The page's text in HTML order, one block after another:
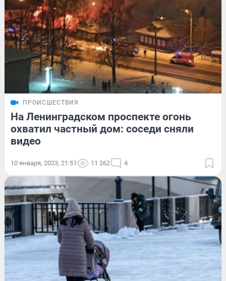
ПРОИСШЕСТВИЯ
На Ленинградском проспекте огонь
охватил частный дом: соседи сняли
видео
10 января, 2023, 21:51 11 262 4